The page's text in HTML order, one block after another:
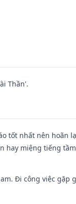
Thần'.
tốt nhất nên hoãn
miệng tiếng
Đi công việc gặp